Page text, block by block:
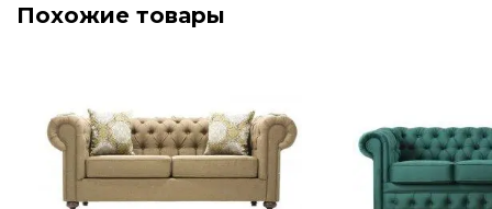
Похожие товары